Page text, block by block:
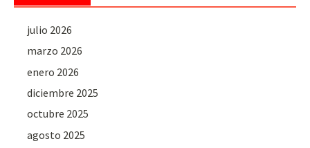
julio 2026
marzo 2026
enero 2026
diciembre 2025
octubre 2025
agosto 2025